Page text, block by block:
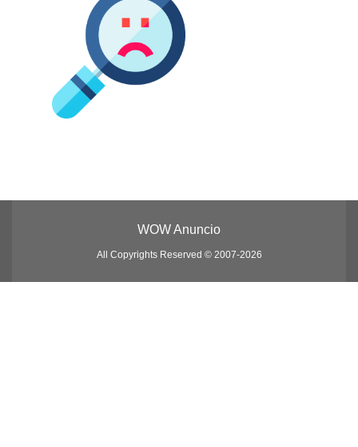
WOW Anuncio
All Copyrights Reserved © 2007-2026